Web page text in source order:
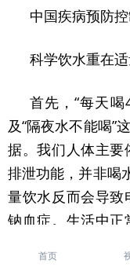
中国疾病预防
科学饮水重在适
首先，“每天喝
及“隔夜水不能喝”
据。我们人体主
排泄功能，并非喝
量饮水反而会导
钠血症。生活中
现烧现喝，既安全
首页